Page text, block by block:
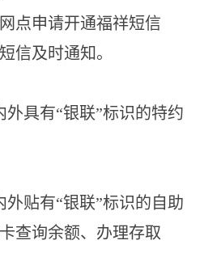
点申请开通福祥短信
信及时通知。
外具有“银联”标识的特约
外贴有“银联”标识的自助
查询余额、办理存取